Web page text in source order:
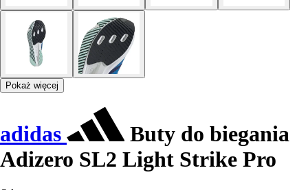
Pokaż więcej
adidas
Buty do biegania
Adizero SL2 Light Strike Pro